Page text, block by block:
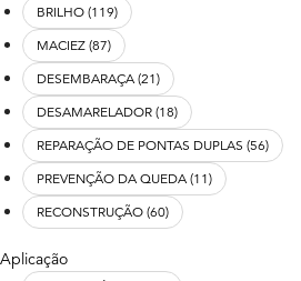
BRILHO (119)
MACIEZ (87)
DESEMBARAÇA (21)
DESAMARELADOR (18)
REPARAÇÃO DE PONTAS DUPLAS (56)
PREVENÇÃO DA QUEDA (11)
RECONSTRUÇÃO (60)
Aplicação